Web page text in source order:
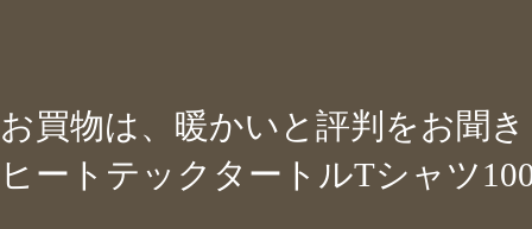
お買物は、暖かいと評判をお聞
ヒートテックタートルTシャツ